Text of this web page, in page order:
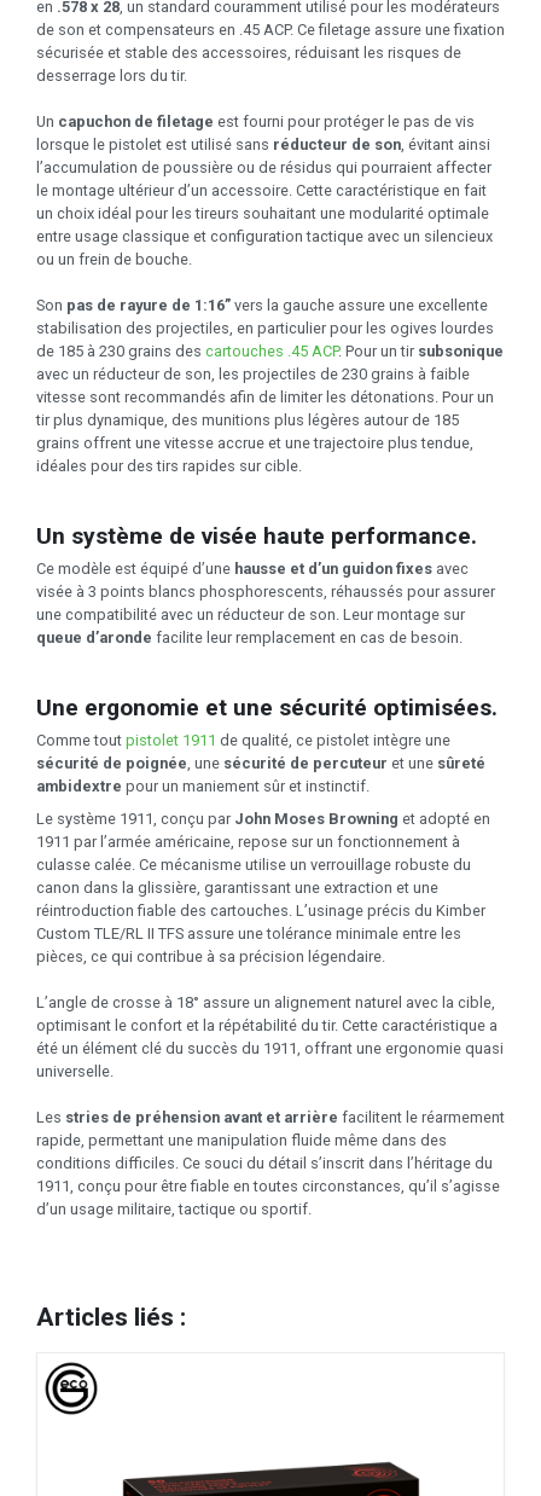
en .578 x 28, un standard couramment utilisé pour les modérateurs
de son et compensateurs en .45 ACP. Ce filetage assure une fixation
sécurisée et stable des accessoires, réduisant les risques de
desserrage lors du tir.
Un capuchon de filetage est fourni pour protéger le pas de vis
lorsque le pistolet est utilisé sans réducteur de son, évitant ainsi
l’accumulation de poussière ou de résidus qui pourraient affecter
le montage ultérieur d’un accessoire. Cette caractéristique en fait
un choix idéal pour les tireurs souhaitant une modularité optimale
entre usage classique et configuration tactique avec un silencieux
ou un frein de bouche.
Son pas de rayure de 1:16” vers la gauche assure une excellente
stabilisation des projectiles, en particulier pour les ogives lourdes
de 185 à 230 grains des cartouches .45 ACP. Pour un tir subsonique
avec un réducteur de son, les projectiles de 230 grains à faible
vitesse sont recommandés afin de limiter les détonations. Pour un
tir plus dynamique, des munitions plus légères autour de 185
grains offrent une vitesse accrue et une trajectoire plus tendue,
idéales pour des tirs rapides sur cible.
Un système de visée haute performance.
Ce modèle est équipé d’une hausse et d’un guidon fixes avec
visée à 3 points blancs phosphorescents, réhaussés pour assurer
une compatibilité avec un réducteur de son. Leur montage sur
queue d’aronde facilite leur remplacement en cas de besoin.
Une ergonomie et une sécurité optimisées.
Comme tout pistolet 1911 de qualité, ce pistolet intègre une
sécurité de poignée , une sécurité de percuteur et une sûreté
ambidextre pour un maniement sûr et instinctif.
Le système 1911, conçu par John Moses Browning et adopté en
1911 par l’armée américaine, repose sur un fonctionnement à
culasse calée. Ce mécanisme utilise un verrouillage robuste du
canon dans la glissière, garantissant une extraction et une
réintroduction fiable des cartouches. L’usinage précis du Kimber
Custom TLE/RL II TFS assure une tolérance minimale entre les
pièces, ce qui contribue à sa précision légendaire.
L’angle de crosse à 18° assure un alignement naturel avec la cible,
optimisant le confort et la répétabilité du tir. Cette caractéristique a
été un élément clé du succès du 1911, offrant une ergonomie quasi
universelle.
Les stries de préhension avant et arrière facilitent le réarmement
rapide, permettant une manipulation fluide même dans des
conditions difficiles. Ce souci du détail s’inscrit dans l’héritage du
1911, conçu pour être fiable en toutes circonstances, qu’il s’agisse
d’un usage militaire, tactique ou sportif.
Articles liés :